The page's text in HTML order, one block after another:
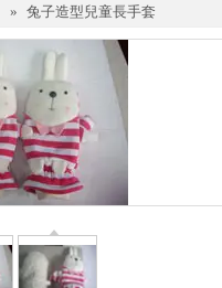
» 兔子造型兒童長手套